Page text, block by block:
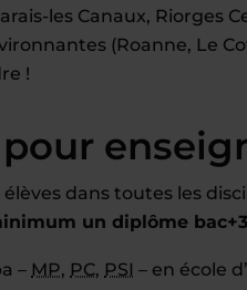
les Canaux, Riorges
(Roanne, Le
!
dans toutes les
un diplôme
– MP, PC, PSI – en école